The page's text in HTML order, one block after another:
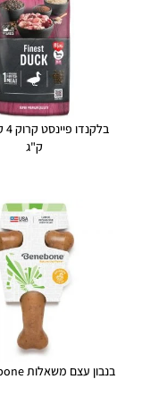
ק"ג
בנבון עצם משאלות wishbone עוף